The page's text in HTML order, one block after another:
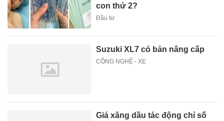
con thứ 2?
Đầu tư
Suzuki XL7 có bản nâng cấp
CÔNG NGHỆ - XE
Giá xăng dầu tác động chỉ số